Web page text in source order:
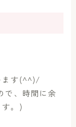
ます(^^)/
で、時間に余
。)